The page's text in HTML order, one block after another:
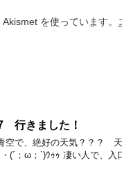
を使っています。
行きました！
空で、絶好の天気？？？
(´；ω；`)ｳｩｩ 凄い人で、